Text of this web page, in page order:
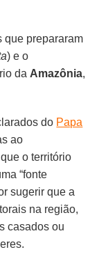
que prepararam
) e o
da Amazônia,
do Papa
ao
o território
“fonte
sugerir que a
na região,
casados ou